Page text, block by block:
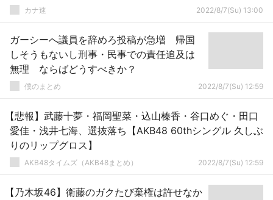
カナ速 2022/8/7(Su) 13:00
ガーシーへ議員を辞めろ投稿が急増 帰国
しそうもないし刑事・民事での責任追及は
無理 ならばどうすべきか？
僕のまとめ 2022/8/7(Su) 12:59
【悲報】武藤十夢・福岡聖菜・込山榛香・谷口めぐ・田口
愛佳・浅井七海、選抜落ち【AKB48 60thシングル 久しぶ
りのリップグロス】
AKB48タイムズ（AKB48まとめ） 2022/8/7(Su) 12:59
【乃木坂46】衛藤のガクたび棄権は許せなか